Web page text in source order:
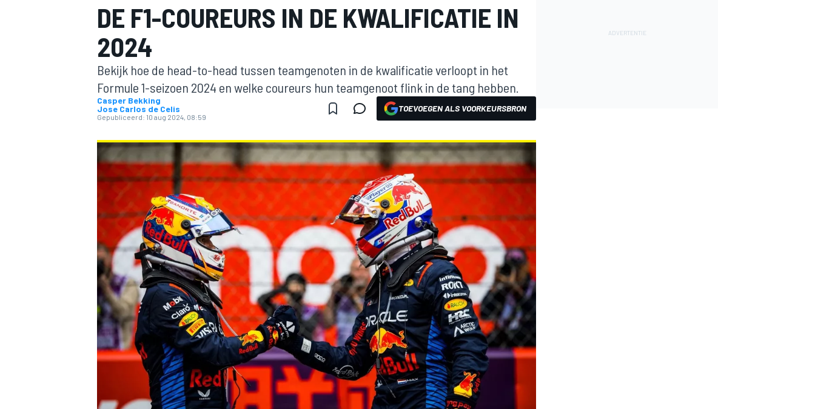
INDYCAR
DE F1-COUREURS IN DE KWALIFICATIE IN
2024
Bekijk hoe de head-to-head tussen teamgenoten in de kwalificatie verloopt in het
Formule 1-seizoen 2024 en welke coureurs hun teamgenoot flink in de tang hebben.
Casper Bekking
Jose Carlos de Celis
Gepubliceerd: 10 aug 2024, 08:59
TOEVOEGEN ALS VOORKEURSBRON